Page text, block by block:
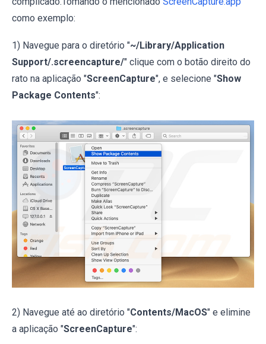
como exemplo:
1) Navegue para o diretório "~/Library/Application
Support/.screencapture/" clique com o botão direito do
rato na aplicação "ScreenCapture", e selecione "Show
Package Contents":
2) Navegue até ao diretório "Contents/MacOS" e elimine
a aplicação "ScreenCapture":